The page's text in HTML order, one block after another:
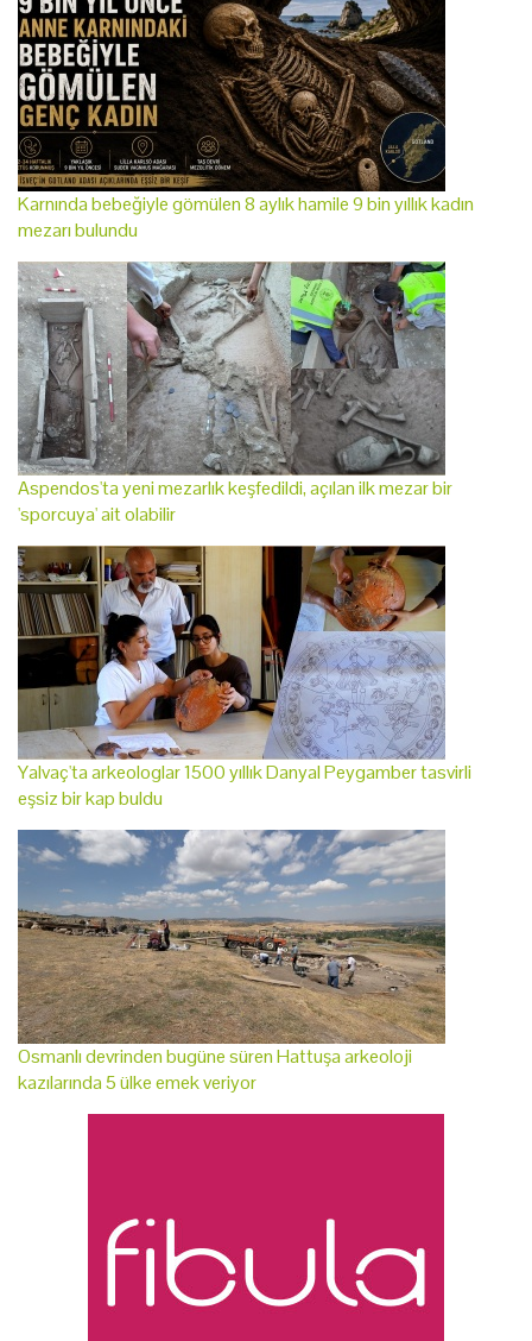
Karnında bebeğiyle gömülen 8 aylık hamile 9 bin yıllık kadın
mezarı bulundu
Aspendos'ta yeni mezarlık keşfedildi, açılan ilk mezar bir
'sporcuya' ait olabilir
Yalvaç'ta arkeologlar 1500 yıllık Danyal Peygamber tasvirli
eşsiz bir kap buldu
Osmanlı devrinden bugüne süren Hattuşa arkeoloji
kazılarında 5 ülke emek veriyor